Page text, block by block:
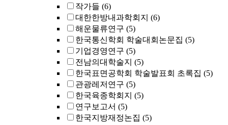
작가들 (6)
대한한방내과학회지 (6)
해운물류연구 (5)
한국통신학회 학술대회논문집 (5)
기업경영연구 (5)
전남의대학술지 (5)
한국표면공학회 학술발표회 초록집 (5)
관광레저연구 (5)
한국육종학회지 (5)
연구보고서 (5)
한국지방재정논집 (5)